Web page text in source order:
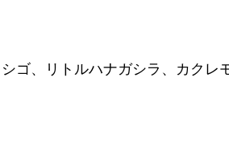
ゴ、リトルハナガシラ、カクレ